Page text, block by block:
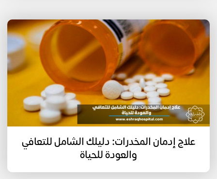
علاج إدمان المخدرات: دليلك الشامل للتعافي
والعودة للحياة